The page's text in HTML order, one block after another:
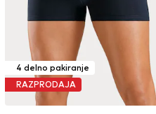
4 delno pakiranje
RAZPRODAJA